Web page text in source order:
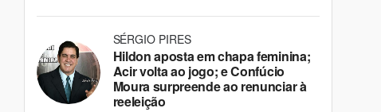
SÉRGIO PIRES
Hildon aposta em chapa feminina;
Acir volta ao jogo; e Confúcio
Moura surpreende ao renunciar à
reeleição